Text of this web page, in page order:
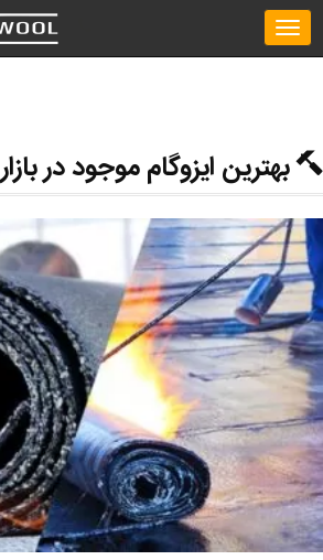
Toggle
navigation
بهترین ایزوگام موجود در بازار